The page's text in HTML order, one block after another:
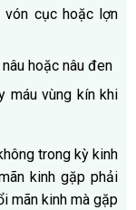
vón cục hoặc lợn
hoặc nâu đen
máu vùng kín khi
trong kỳ kinh
kinh gặp phải
mãn kinh mà gặp